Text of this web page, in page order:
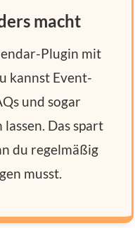
macht
Plugin mit
kannst Event-
und sogar
Das spart
du regelmäßig
musst.